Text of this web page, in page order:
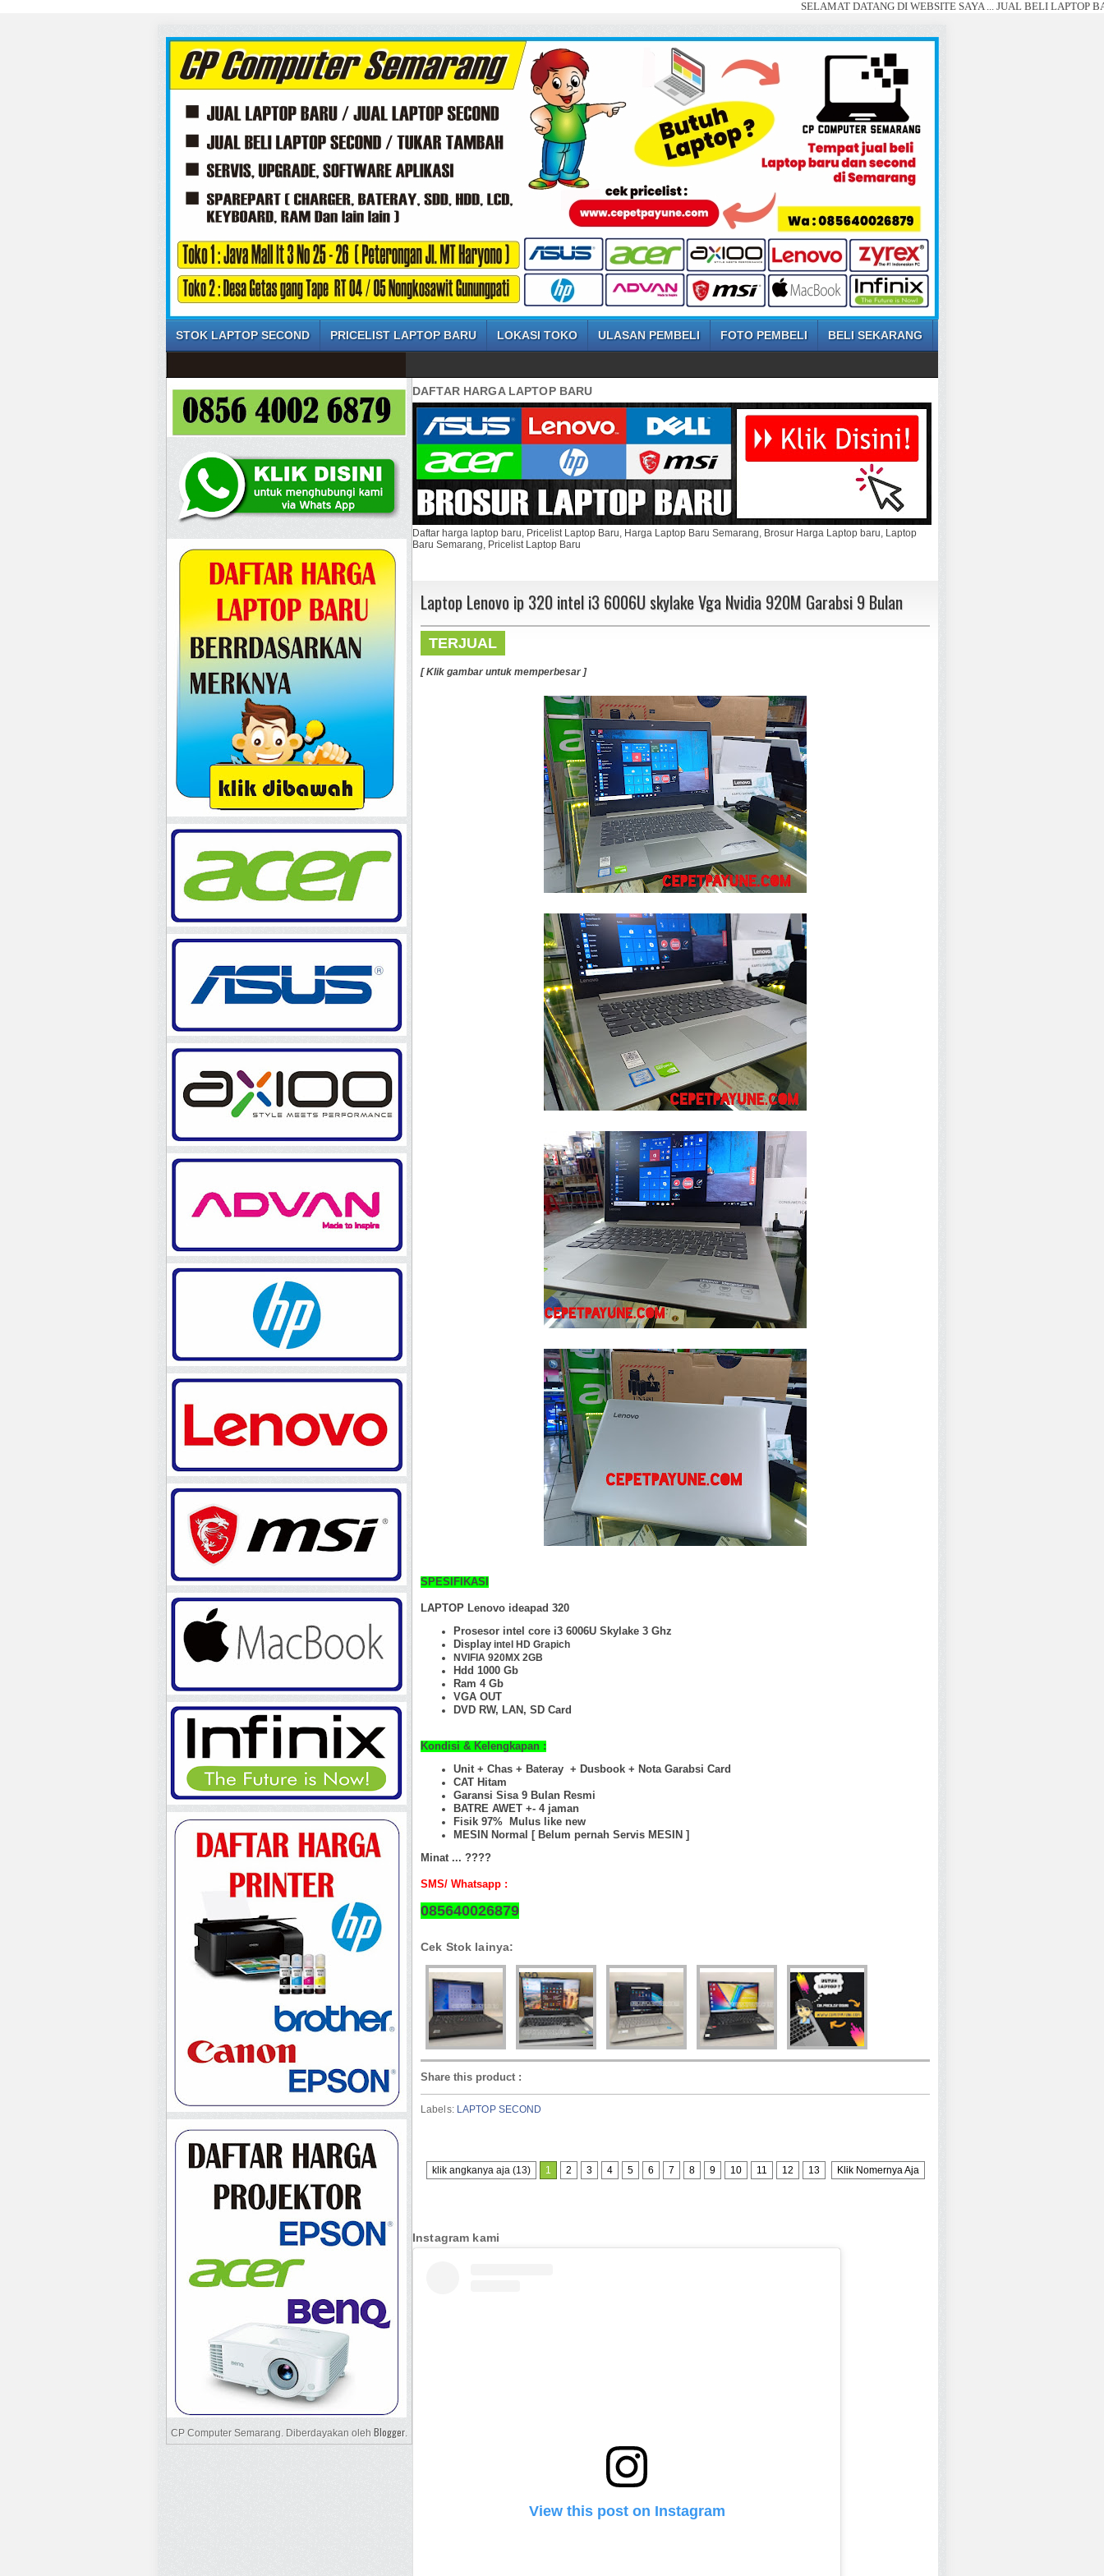
SELAMAT DATANG DI WEBSITE SAYA ... JUAL BELI LAPTOP BARU
STOK LAPTOP SECOND PRICELIST LAPTOP BARU LOKASI TOKO ULASAN PEMBELI FOTO PEMBELI BELI SEKARANG
DAFTAR HARGA LAPTOP BARU
Daftar harga laptop baru, Pricelist Laptop Baru, Harga Laptop Baru Semarang, Brosur Harga Laptop baru, Laptop
Baru Semarang, Pricelist Laptop Baru
Laptop Lenovo ip 320 intel i3 6006U skylake Vga Nvidia 920M Garabsi 9 Bulan
TERJUAL
[ Klik gambar untuk memperbesar ]
SPESIFIKASI
LAPTOP Lenovo ideapad 320
Prosesor intel core i3 6006U Skylake 3 Ghz
Display intel HD Grapich
NVIFIA 920MX 2GB
Hdd 1000 Gb
Ram 4 Gb
VGA OUT
DVD RW, LAN, SD Card
Kondisi & Kelengkapan :
Unit + Chas + Bateray + Dusbook + Nota Garabsi Card
CAT Hitam
Garansi Sisa 9 Bulan Resmi
BATRE AWET +- 4 jaman
Fisik 97% Mulus like new
MESIN Normal [ Belum pernah Servis MESIN ]
Minat ... ????
SMS/ Whatsapp :
085640026879
Cek Stok lainya:
Share this product :
Labels: LAPTOP SECOND
klik angkanya aja (13) 1 2 3 4 5 6 7 8 9 10 11 12 13 Klik Nomernya Aja
Instagram kami
View this post on Instagram
CP Computer Semarang. Diberdayakan oleh Blogger.